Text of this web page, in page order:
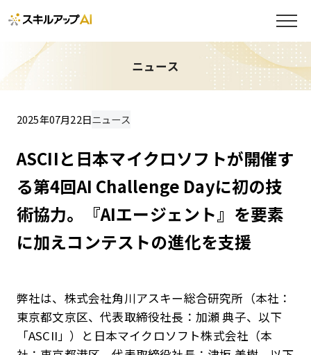
ニュース
2025年07月22日ニュース
ASCIIと日本マイクロソフトが開催す
る第4回AI Challenge Dayに初の技
術協力。『AIエージェント』を要素
に加えコンテストの進化を支援
弊社は、株式会社角川アスキー総合研究所（本社：
東京都文京区、代表取締役社長：加瀬 典子、以下
「ASCII」）と日本マイクロソフト株式会社（本